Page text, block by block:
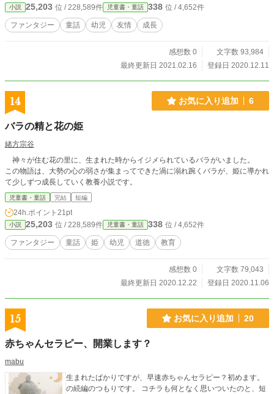
小説 25,203 位 / 228,589件 児童書・童話 338 位 / 4,652件
ファンタジー 童話 幼児 友情 成長
感想数 0
文字数 93,984
最終更新日 2021.02.16
登録日 2020.12.11
14 お気に入り追加 6
バラの精と花の姫
緒方宗谷
神々が住む花の里に、生まれた時からイジメられているバラがいました。
この物語は、大勢の心の弱さが集まってできた渦に溺れ踠くバラが、姫に導かれ
て少しずつ成長していく教養小説です。
児童書・童話 完結 短編
24h.ポイント 21pt
小説 25,203 位 / 228,589件 児童書・童話 338 位 / 4,652件
ファンタジー 童話 姫 幼児 道徳 教育
感想数 0
文字数 79,043
最終更新日 2020.12.22
登録日 2020.11.06
15 お気に入り追加 20
赤ちゃんセラピー、開業します？
mabu
生まれたばかりですが、早速赤ちゃんセラピー？初めます。
の続編のつもりです。 コチラも何となく思いついたのと、短